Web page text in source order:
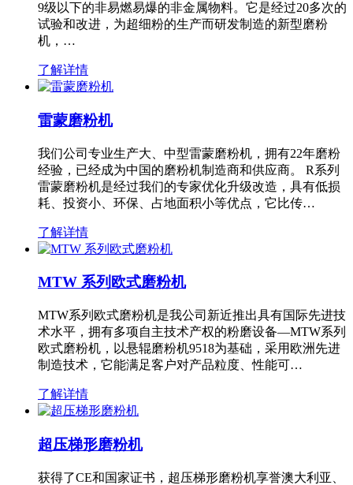
9级以下的非易燃易爆的非金属物料。它是经过20多次的
试验和改进，为超细粉的生产而研发制造的新型磨粉
机，…
了解详情
雷蒙磨粉机
我们公司专业生产大、中型雷蒙磨粉机，拥有22年磨粉
经验，已经成为中国的磨粉机制造商和供应商。 R系列
雷蒙磨粉机是经过我们的专家优化升级改造，具有低损
耗、投资小、环保、占地面积小等优点，它比传…
了解详情
MTW 系列欧式磨粉机
MTW系列欧式磨粉机是我公司新近推出具有国际先进技
术水平，拥有多项自主技术产权的粉磨设备—MTW系列
欧式磨粉机，以悬辊磨粉机9518为基础，采用欧洲先进
制造技术，它能满足客户对产品粒度、性能可…
了解详情
超压梯形磨粉机
获得了CE和国家证书，超压梯形磨粉机享誉澳大利亚、